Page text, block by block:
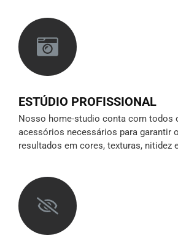
ESTÚDIO PROFISSIONAL
Nosso home-studio conta com todos
acessórios necessários para garantir
resultados em cores, texturas, nitidez